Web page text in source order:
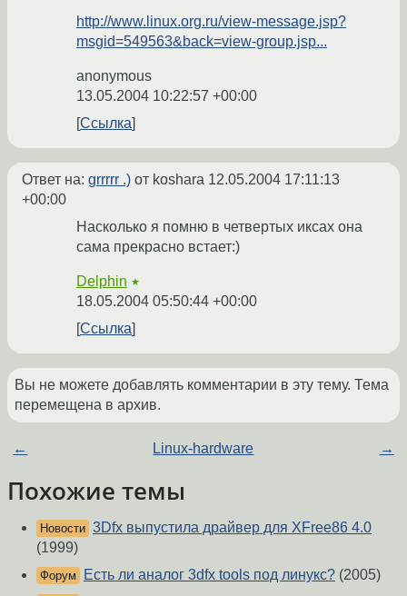
http://www.linux.org.ru/view-message.jsp?
msgid=549563&back=view-group.jsp...
anonymous
13.05.2004 10:22:57 +00:00
Ссылка
Ответ на: grrrrr .) от koshara 12.05.2004 17:11:13
+00:00
Насколько я помню в четвертых иксах она
сама прекрасно встает:)
Delphin ★
18.05.2004 05:50:44 +00:00
Ссылка
Вы не можете добавлять комментарии в эту тему. Тема
перемещена в архив.
← Linux-hardware →
Похожие темы
Новости 3Dfx выпустила драйвер для XFree86 4.0
(1999)
Форум Есть ли аналог 3dfx tools под линукс? (2005)